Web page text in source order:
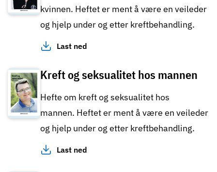
kvinnen. Heftet er ment å være en veileder
og hjelp under og etter kreftbehandling.
Last ned
Kreft og seksualitet hos mannen
Hefte om kreft og seksualitet hos
mannen. Heftet er ment å være en veileder
og hjelp under og etter kreftbehandling.
Last ned